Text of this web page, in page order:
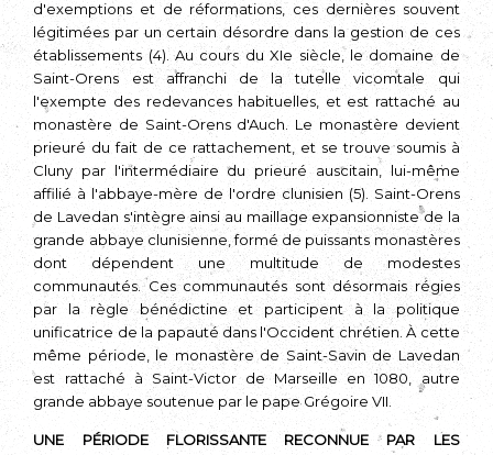
d'exemptions et de réformations, ces dernières souvent
légi­timées par un certain désordre dans la gestion de ces
établissements (4). Au cours du XIe siècle, le domaine de
Saint-Orens est affranchi de la tutelle vicomtale qui
l'exempte des redevances habituelles, et est rattaché au
monastère de Saint-­Orens d'Auch. Le monastère devient
prieuré du fait de ce rattachement, et se trouve soumis à
Cluny par l'intermédiaire du prieuré auscitain, lui-même
affilié à l'abbaye-mère de l'ordre clunisien (5). Saint-Orens
de Lavedan s'intègre ainsi au maillage expansionniste de la
grande abbaye clunisienne, formé de puissants monastères
dont dépendent une multitude de modestes
communautés. Ces communautés sont désormais régies
par la règle bénédictine et participent à la politique
unificatrice de la papauté dans l'Occident chrétien. À cette
même période, le monastère de Saint-Savin de Lavedan
est rattaché à Saint-Victor de Marseille en 1080, autre
grande abbaye soutenue par le pape Grégoire VII.
UNE PÉRIODE FLORISSANTE RECONNUE PAR LES